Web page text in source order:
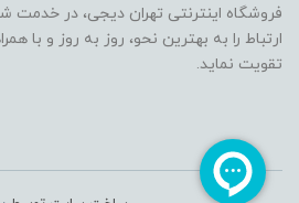
فروشگاه اینترنتی تهران دیجی، در خدمت
ارتباط را به بهترین نحو، روز به روز و با
تقویت نماید.